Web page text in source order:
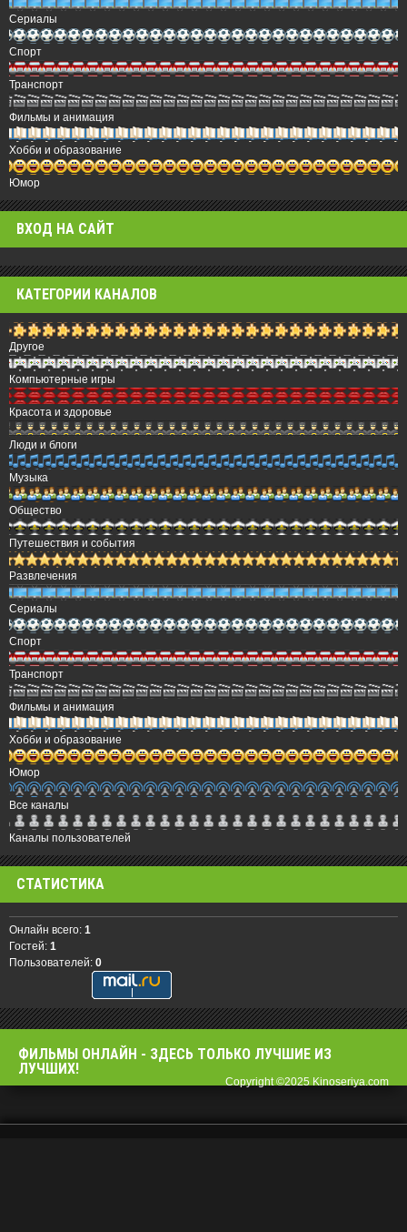
Сериалы
Спорт
Транспорт
Фильмы и анимация
Хобби и образование
Юмор
ВХОД НА САЙТ
КАТЕГОРИИ КАНАЛОВ
Другое
Компьютерные игры
Красота и здоровье
Люди и блоги
Музыка
Общество
Путешествия и события
Развлечения
Сериалы
Спорт
Транспорт
Фильмы и анимация
Хобби и образование
Юмор
Все каналы
Каналы пользователей
СТАТИСТИКА
Онлайн всего: 1
Гостей: 1
Пользователей: 0
ФИЛЬМЫ OНЛАЙН - ЗДЕСЬ ТОЛЬКО ЛУЧШИЕ ИЗ
ЛУЧШИХ!
Copyright ©2025 Kinoseriya.com